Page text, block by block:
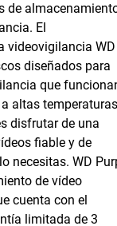
de
El
videovigilancia WD
diseñados para
que
altas
disfrutar de una
fiable y de
necesitas. WD
de vídeo
cuenta con el
limitada de 3